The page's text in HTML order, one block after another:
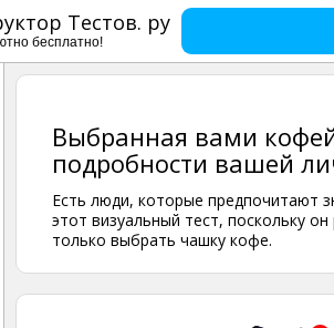
Тестов. ру
бесплатно!
Выбранная вами
подробности вашей
Есть люди, которые предпочитают
этот визуальный тест, поскольку
только выбрать чашку кофе.